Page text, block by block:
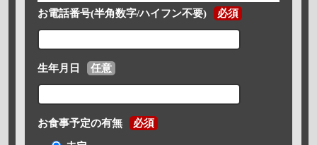
お電話番号(半角数字/ハイフン不要) 必須
生年月日 任意
お食事予定の有無 必須